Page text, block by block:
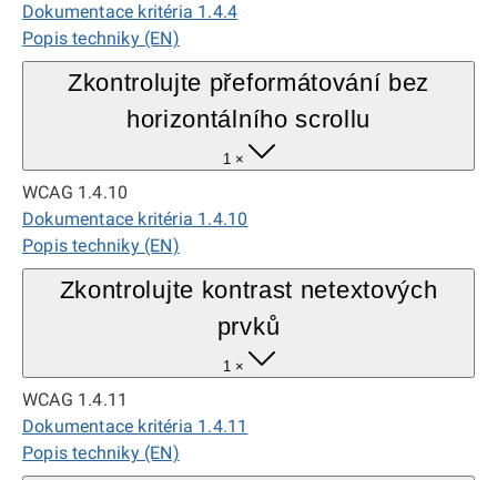
Dokumentace kritéria 1.4.4
Popis techniky (EN)
Zkontrolujte přeformátování bez
horizontálního scrollu
1 ×
WCAG 1.4.10
Dokumentace kritéria 1.4.10
Popis techniky (EN)
Zkontrolujte kontrast netextových
prvků
1 ×
WCAG 1.4.11
Dokumentace kritéria 1.4.11
Popis techniky (EN)